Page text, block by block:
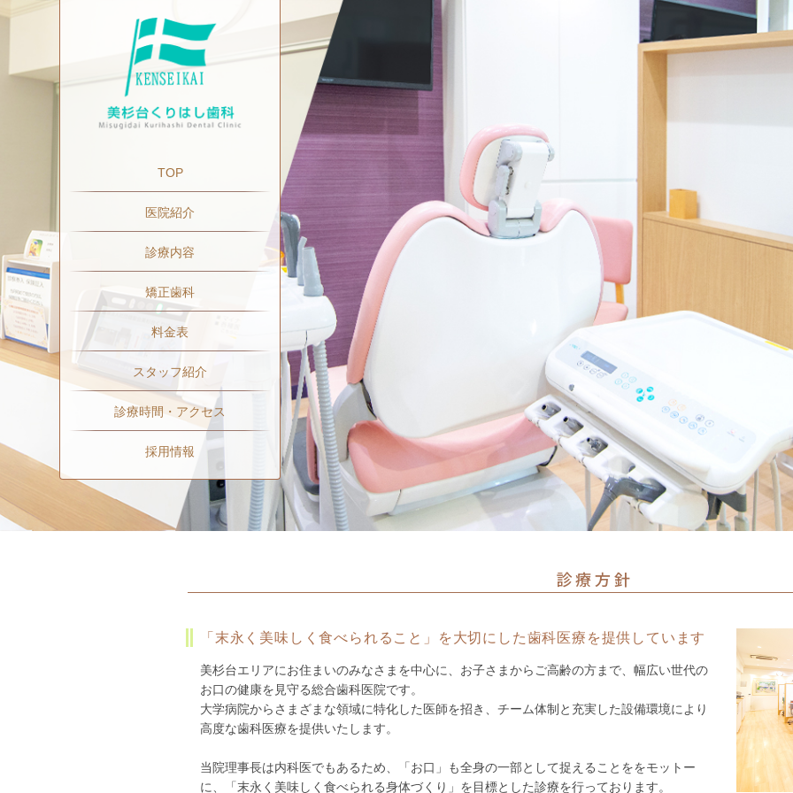
TOP
医院紹介
診療内容
矯正歯科
料金表
スタッフ紹介
診療時間・アクセス
採用情報
診療方針
「末永く美味しく食べられること」を大切にした歯科医療を提供しています
美杉台エリアにお住まいのみなさまを中心に、お子さまからご高齢の方まで、幅広い世代の
お口の健康を見守る総合歯科医院です。
大学病院からさまざまな領域に特化した医師を招き、チーム体制と充実した設備環境により
高度な歯科医療を提供いたします。
当院理事長は内科医でもあるため、「お口」も全身の一部として捉えることををモットー
に、「末永く美味しく食べられる身体づくり」を目標とした診療を行っております。